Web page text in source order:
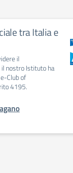
tra Italia e
il
nostro Istituto ha
Club of
4195.